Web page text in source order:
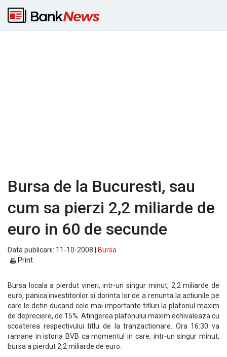
Bursa de la Bucuresti, sau
cum sa pierzi 2,2 miliarde de
euro in 60 de secunde
Data publicarii: 11-10-2008 |
Bursa
Print
Bursa locala a pierdut vineri, intr-un singur minut, 2,2 miliarde de
euro, panica investitorilor si dorinta lor de a renunta la actiunile pe
care le detin ducand cele mai importante titluri la plafonul maxim
de depreciere, de 15%. Atingerea plafonului maxim echivaleaza cu
scoaterea respectivului titlu de la tranzactionare. Ora 16:30 va
ramane in istoria BVB ca momentul in care, intr-un singur minut,
bursa a pierdut 2,2 miliarde de euro.